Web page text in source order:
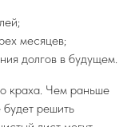
месяцев;
долгов в будущем.
краха. Чем раньше
решить